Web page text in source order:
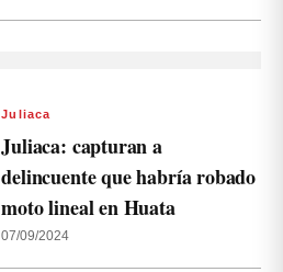
Juliaca
Juliaca: capturan a
delincuente que habría robado
moto lineal en Huata
07/09/2024